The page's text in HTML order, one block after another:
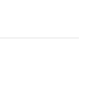
再生または